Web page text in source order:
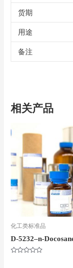
货期
用途
备注
相关产品
化工类标准品
D-5232–n-